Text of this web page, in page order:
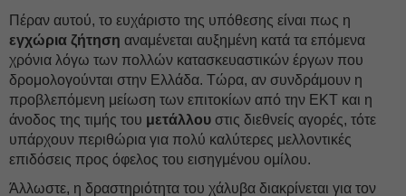
Πέραν αυτού, το ευχάριστο της υπόθεσης είναι πως η
εγχώρια ζήτηση αναμένεται αυξημένη κατά τα επόμενα
χρόνια λόγω των πολλών κατασκευαστικών έργων που
δρομολογούνται στην Ελλάδα. Τώρα, αν συνδράμουν η
προβλεπόμενη μείωση των επιτοκίων από την ΕΚΤ και η
άνοδος της τιμής του μετάλλου στις διεθνείς αγορές, τότε
υπάρχουν περιθώρια για πολύ καλύτερες μελλοντικές
επιδόσεις προς όφελος του εισηγμένου ομίλου.
Άλλωστε, η δραστηριότητα του χάλυβα διακρίνεται για τον